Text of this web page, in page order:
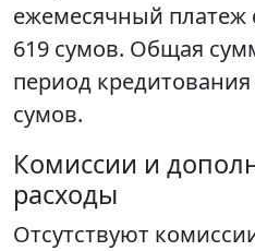
ежемесячный платеж
619 сумов. Общая
период кредитования
сумов.
Комиссии и
расходы
Отсутствуют